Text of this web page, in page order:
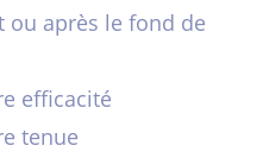
ou après le fond de
efficacité
tenue